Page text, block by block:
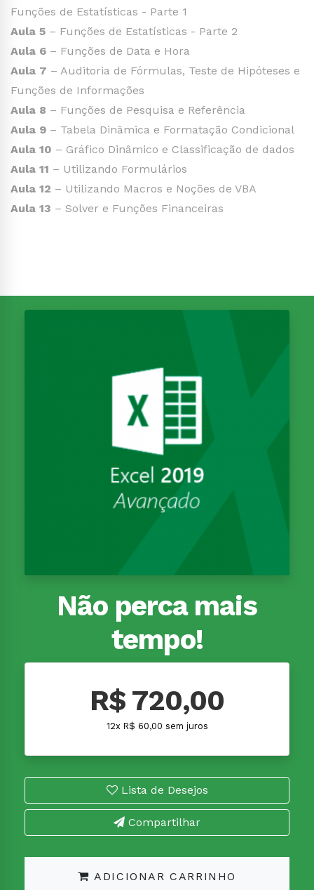
Funções de Estatísticas - Parte 1
Aula 5 – Funções de Estatísticas - Parte 2
Aula 6 – Funções de Data e Hora
Aula 7 – Auditoria de Fórmulas, Teste de Hipóteses e
Funções de Informações
Aula 8 – Funções de Pesquisa e Referência
Aula 9 – Tabela Dinâmica e Formatação Condicional
Aula 10 – Gráfico Dinâmico e Classificação de dados
Aula 11 – Utilizando Formulários
Aula 12 – Utilizando Macros e Noções de VBA
Aula 13 – Solver e Funções Financeiras
Não perca mais
tempo!
R$ 720,00
12x R$ 60,00 sem juros
Lista de Desejos
Compartilhar
ADICIONAR CARRINHO